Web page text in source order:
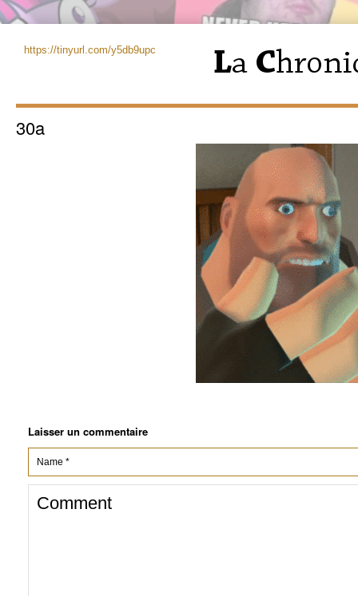
https://tinyurl.com/y5db9upc
30a
Laisser un commentaire